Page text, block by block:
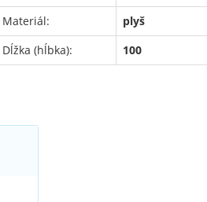
Materiál:
plyš
Dĺžka (hĺbka):
100